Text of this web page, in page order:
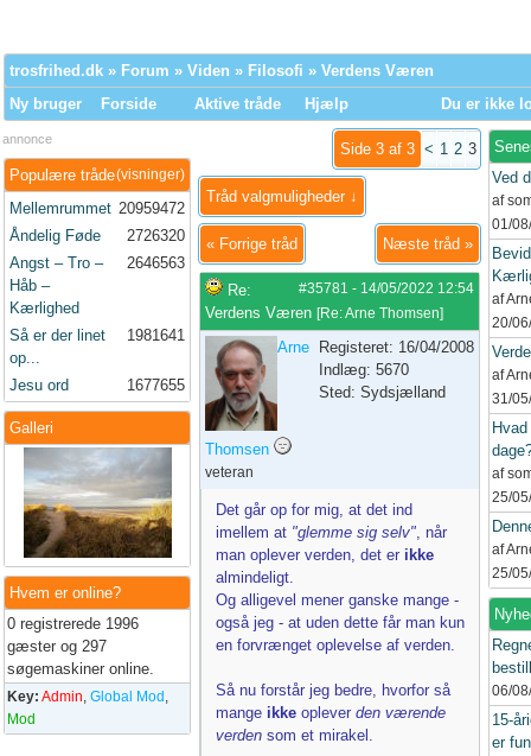
trosfrihed.dk » Forum » Viden » Filosofi » Verdens Væren
Ny bruger
Forside Aktive tråde Hjælp Du er ikke
annonce
(visninger)
Populære tråde
Mellemrummet 20959472
Åndelig Føde
2726320
Angst – Tro –
Håb –
Kærlighed
2646563
Så er der linet
op...
1981641
Jesu ord 1677655
Galleri
Hvem er online?
0 registrerede 1996
gæster og 297
søgemaskiner online.
Key: Admin, Global Mod ,
Mod
Side 3 af 3 < 1 2 3
Tråd valgmuligheder ↓
« Forrige tråd Næste tråd »
#35781 - 14/05/2022 12:54
Re:
Verdens Væren [Re: Arne Thomsen]
Arne
Thomsen
veteran
Registeret: 16/04/2008
Indlæg: 5670
Sted: Sydsjælland
Det går op for mig, at det ind
imellem at "glemme sig selv", når
man oplever verden, det er ikke
almindeligt.
Og alligevel mener ganske mange -
også jeg - at uden dette får man kun
en forvrænget oplevelse af verden.
Så nu forstår jeg bedre, hvorfor så
mange ikke oplever den værende
verden som et mirakel.
Ved
af
01/
af
20/
af
31/
af
25/
af
25/
06/
15-
er